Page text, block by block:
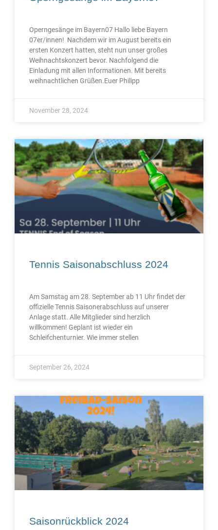
Operngesänge im Bayern07 Hallo liebe Bayern
07er/innen! Nachdem wir im August bereits ein
ersten Konzert hatten, steht nun unser großes
Weihnachtskonzert bevor. Nachfolgend die
Einladung mit allen Informationen. Mit bereits
weihnachtlichen Grüßen.Euer Philipp
November 28, 2024
Tennis Saisonabschluss 2024
Am Samstag am 28. September ab 11 Uhr findet der
offizielle Tennis Saisonerabschluss auf unserer
Anlage statt. Alle Mitglieder sind herzlich
willkommen! Geplant ist wieder ein
Schleifchenturnier. Wie immer stellen
September 26, 2024
Saisonrückblick 2024